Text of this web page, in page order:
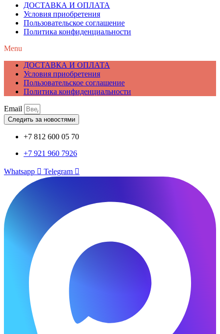
ДОСТАВКА И ОПЛАТА
Условия приобретения
Пользовательское соглашение
Политика конфиденциальности
Menu
ДОСТАВКА И ОПЛАТА
Условия приобретения
Пользовательское соглашение
Политика конфиденциальности
Email
Следить за новостями
+7 812 600 05 70
+7 921 960 7926
Whatsapp Telegram